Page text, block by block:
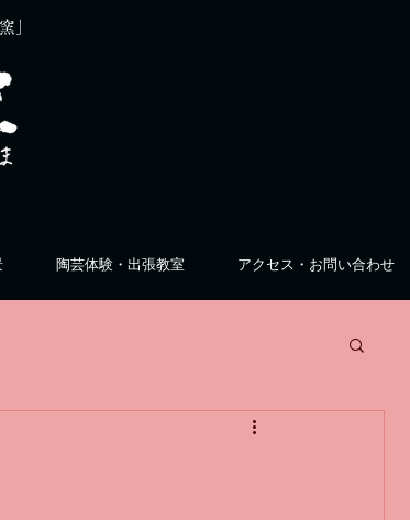
」
陶芸体験・出張教室 アクセス・お問い合わせ